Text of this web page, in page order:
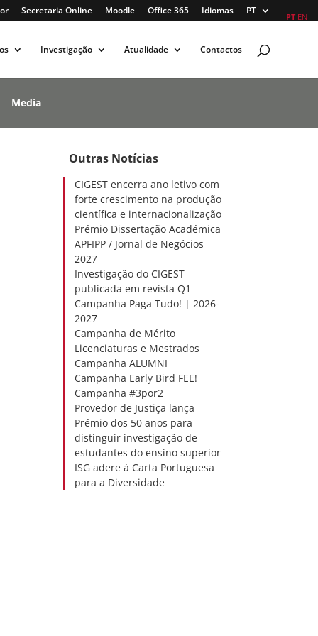
Secretaria Online Moodle Office 365 Idiomas PT
Investigação Atualidade Contactos
Media
Outras Notícias
CIGEST encerra ano letivo com
forte crescimento na produção
científica e internacionalização
Prémio Dissertação Académica
APFIPP / Jornal de Negócios
2027
Investigação do CIGEST
publicada em revista Q1
Campanha Paga Tudo! | 2026-
2027
Campanha de Mérito
Licenciaturas e Mestrados
Campanha ALUMNI
Campanha Early Bird FEE!
Campanha #3por2
Provedor de Justiça lança
Prémio dos 50 anos para
distinguir investigação de
estudantes do ensino superior
ISG adere à Carta Portuguesa
para a Diversidade
PT EN